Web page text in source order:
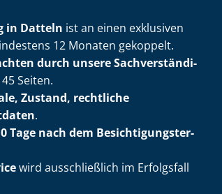
in Datteln ist an einen exklusiven
12 Monaten gekoppelt.
durch unsere Sach­ver­stän­di­
Seiten.
Zustand, rechtliche
.
Tage nach dem Be­sich­ti­gungs­ter­
wird ausschließlich im Erfolgsfall